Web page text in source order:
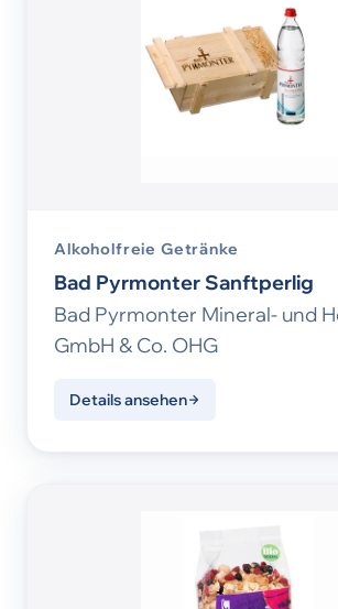
Alkoholfreie Getränke
Bad Pyrmonter Sanftperlig
Bad Pyrmonter Mineral- und
GmbH & Co. OHG
Details ansehen